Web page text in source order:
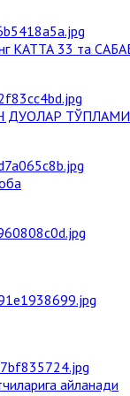
33 та
ДУОЛАР ТЎПЛАМИ
айланади